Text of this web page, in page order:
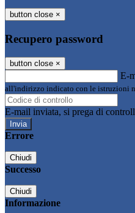
button close ×
Recupero password
button close ×
E-
all'indirizzo indicato con le istruzioni
E-mail inviata, si prega di
Errore
Chiudi
Successo
Chiudi
Informazione